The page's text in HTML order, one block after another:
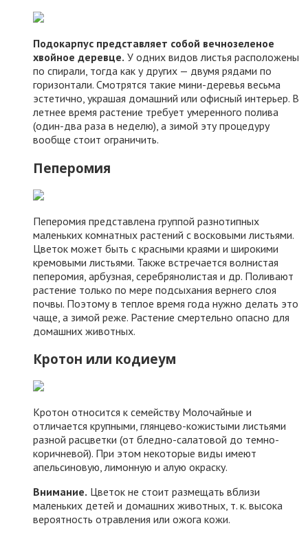
Подокарпус представляет собой вечнозеленое
хвойное деревце. У одних видов листья расположены
по спирали, тогда как у других — двумя рядами по
горизонтали. Смотрятся такие мини-деревья весьма
эстетично, украшая домашний или офисный интерьер. В
летнее время растение требует умеренного полива
(один-два раза в неделю), а зимой эту процедуру
вообще стоит ограничить.
Пеперомия
Пеперомия представлена группой разнотипных
маленьких комнатных растений с восковыми листьями.
Цветок может быть с красными краями и широкими
кремовыми листьями. Также встречается волнистая
пеперомия, арбузная, серебрянолистая и др. Поливают
растение только по мере подсыхания вернего слоя
почвы. Поэтому в теплое время года нужно делать это
чаще, а зимой реже. Растение смертельно опасно для
домашних животных.
Кротон или кодиеум
Кротон относится к семейству Молочайные и
отличается крупными, глянцево-кожистыми листьями
разной расцветки (от бледно-салатовой до темно-
коричневой). При этом некоторые виды имеют
апельсиновую, лимонную и алую окраску.
Внимание. Цветок не стоит размещать вблизи
маленьких детей и домашних животных, т. к. высока
вероятность отравления или ожога кожи.